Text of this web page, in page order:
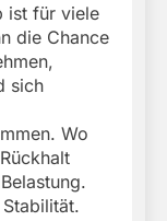
ist für viele
die Chance
sich
Wo